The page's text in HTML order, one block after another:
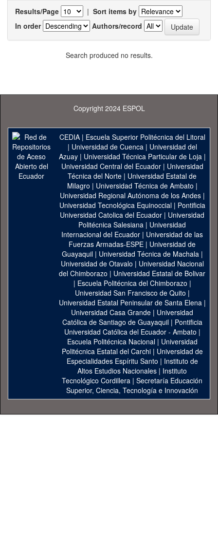
Results/Page | Sort items by
In order
Authors/record
Search produced no results.
Copyright 2024 ESPOL
CEDIA| Escuela Superior Politécnica del Litoral
| Universidad de Cuenca| Universidad del
Azuay| Universidad Técnica Particular de Loja|
Universidad Central del Ecuador| Universidad
Técnica del Norte | Universidad Estatal de
Milagro | Universidad Técnica de Ambato |
Universidad Regional Autónoma de los Andes|
Universidad Tecnológica Equinoccial| Pontificia
Universidad Catolica del Ecuador | Universidad
Politécnica Salesiana | Universidad
Internacional del Ecuador | Universidad de las
Fuerzas Armadas-ESPE | Universidad de
Guayaquil| Universidad Técnica de Machala|
Universidad de Otavalo | Universidad Nacional
del Chimborazo | Universidad Estatal de Bolivar
| Escuela Politécnica del Chimborazo |
Universidad San Francisco de Quito |
Universidad Estatal Peninsular de Santa Elena|
Universidad Casa Grande | Universidad
Católica de Santiago de Guayaquil| Pontificia
Universidad Católica del Ecuador - Ambato |
Escuela Politécnica Nacional| Universidad
Politécnica Estatal del Carchi| Universidad de
Especialidades Espíritu Santo | Instituto de
Altos Estudios Nacionales | Instituto
Tecnológico Cordillera | Secretaría Educación
Superior, Ciencia, Tecnología e Innovación